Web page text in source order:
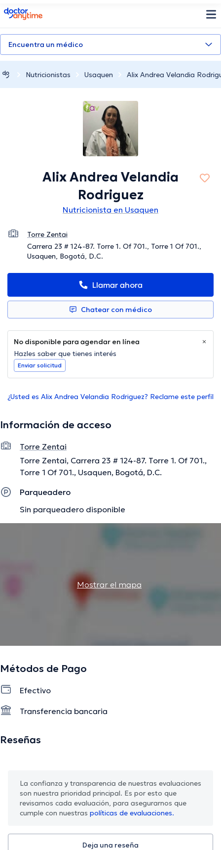
doctoranytime
Encuentra un médico
Nutricionistas Usaquen Alix Andrea Velandia
Alix Andrea Velandia
Rodriguez
Nutricionista en Usaquen
Torre Zentai
Carrera 23 # 124-87. Torre 1. Of 701., Torre 1 Of 701.,
Usaquen, Bogotá, D.C.
Llamar ahora
Chatear con médico
No disponible para agendar en línea
Hazles saber que tienes interés
Enviar solicitud
¿Usted es Alix Andrea Velandia Rodriguez? Reclame este perfil
Información de acceso
Torre Zentai
Torre Zentai, Carrera 23 # 124-87. Torre 1. Of 701.,
Torre 1 Of 701., Usaquen, Bogotá, D.C.
Parqueadero
Sin parqueadero disponible
Mostrar el mapa
Métodos de Pago
Efectivo
Transferencia bancaria
Reseñas
La confianza y transparencia de nuestras evaluaciones
son nuestra prioridad principal. Es por esto que
revisamos cada evaluación, para asegurarnos que
cumple con nuestras políticas de evaluaciones.
Deja una reseña